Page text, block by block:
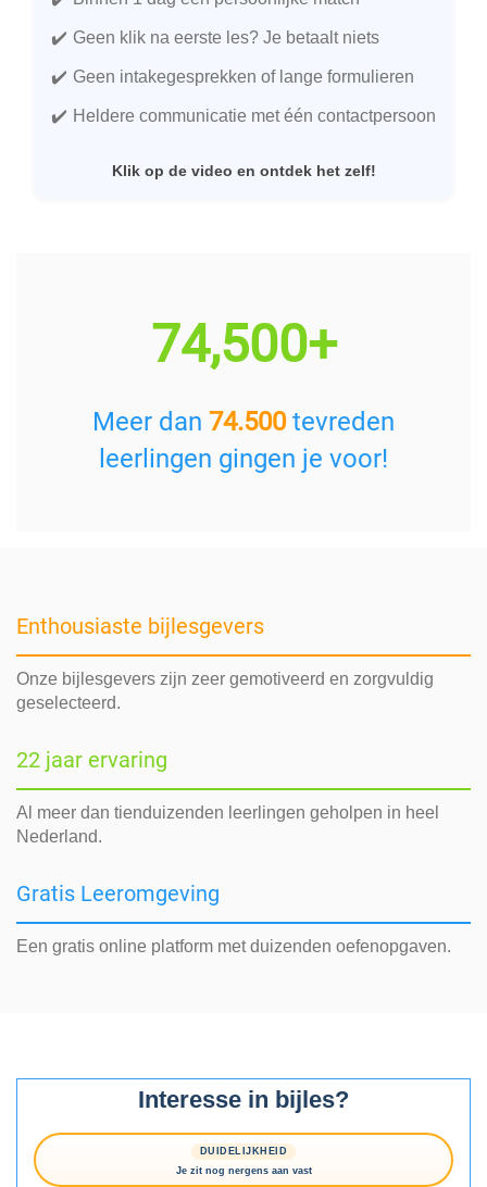
Geen klik na eerste les? Je betaalt niets
Geen intakegesprekken of lange formulieren
Heldere communicatie met één contactpersoon
Klik op de video en ontdek het zelf!
74,500+
Meer dan 74.500tevreden
leerlingen gingen je voor!
Enthousiaste bijlesgevers
Onze bijlesgevers zijn zeer gemotiveerd en zorgvuldig
geselecteerd.
22 jaar ervaring
Al meer dan tienduizenden leerlingen geholpen in heel
Nederland.
Gratis Leeromgeving
Een gratis online platform met duizenden oefenopgaven.
Interesse in bijles?
DUIDELIJKHEID
Je zit nog nergens aan vast